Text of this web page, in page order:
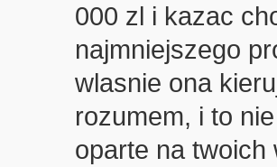
000 zl i kazac
najmniejszego
wlasnie ona
rozumem, i to
oparte na twoich